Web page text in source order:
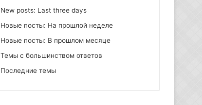
New posts: Last three days
Новые посты: На прошлой неделе
Новые посты: В прошлом месяце
Темы с большинством ответов
Последние темы